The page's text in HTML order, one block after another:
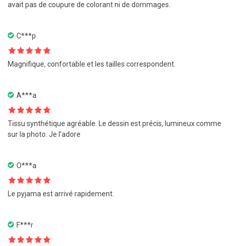
avait pas de coupure de colorant ni de dommages.
C***p
Note5sur
5Magnifique, confortable et les tailles correspondent.
A***a
Note 5sur
5
Tissu synthétique agréable. Le dessin est précis, lumineux comme
sur la photo. Je l’adore
O***a
Note5sur
5Le pyjama est arrivé rapidement.
F***r